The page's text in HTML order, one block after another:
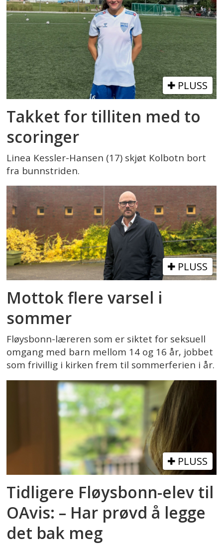
PLUSS
Takket for tilliten med to
scoringer
Linea Kessler-Hansen (17) skjøt Kolbotn bort
fra bunnstriden.
PLUSS
Mottok flere varsel i
sommer
Fløysbonn-læreren som er siktet for seksuell
omgang med barn mellom 14 og 16 år, jobbet
som frivillig i kirken frem til sommerferien i år.
PLUSS
Tidligere Fløysbonn-elev til
OAvis: – Har prøvd å legge
det bak meg